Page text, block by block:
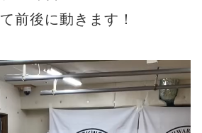
前後に動きます！